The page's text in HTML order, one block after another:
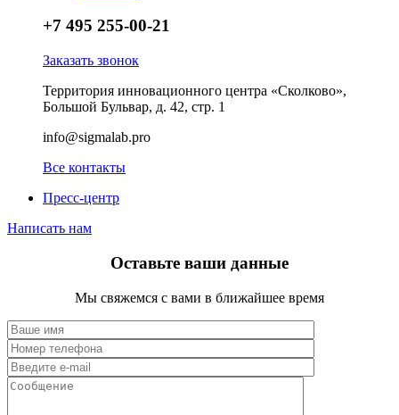
+7 495 255-00-21
Заказать звонок
Территория инновационного центра «Сколково»,
Большой Бульвар, д. 42, стр. 1
info@sigmalab.pro
Все контакты
Пресс-центр
Написать нам
Оставьте ваши данные
Мы свяжемся с вами в ближайшее время